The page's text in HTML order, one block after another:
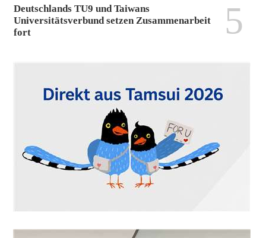
Deutschlands TU9 und Taiwans
Universitätsverbund setzen Zusammenarbeit
fort
5